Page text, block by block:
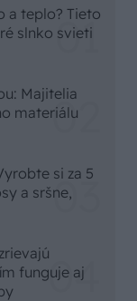
a teplo? Tieto
slnko svieti
Majitelia
materiálu
si za 5
a sršne,
funguje aj